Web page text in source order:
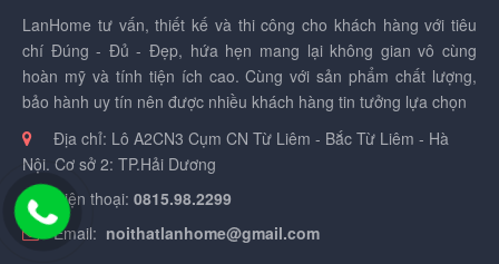
LanHome tư vấn, thiết kế và thi công cho khách hàng với tiêu
chí Đúng - Đủ - Đẹp, hứa hẹn mang lại không gian vô cùng
hoàn mỹ và tính tiện ích cao. Cùng với sản phẩm chất lượng,
bảo hành uy tín nên được nhiều khách hàng tin tưởng lựa chọn
Địa chỉ: Lô A2CN3 Cụm CN Từ Liêm - Bắc Từ Liêm - Hà
Nội. Cơ sở 2: TP.Hải Dương
Điện thoại: 0815.98.2299
Email: noithatlanhome@gmail.com